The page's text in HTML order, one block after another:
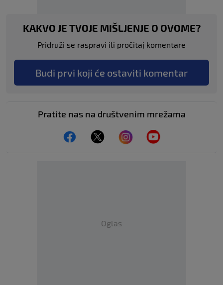
KAKVO JE TVOJE MIŠLJENJE O OVOME?
Pridruži se raspravi ili pročitaj komentare
Budi prvi koji će ostaviti komentar
Pratite nas na društvenim mrežama
Oglas